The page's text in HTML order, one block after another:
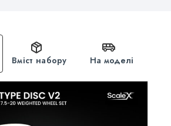
Вміст набору На моделі